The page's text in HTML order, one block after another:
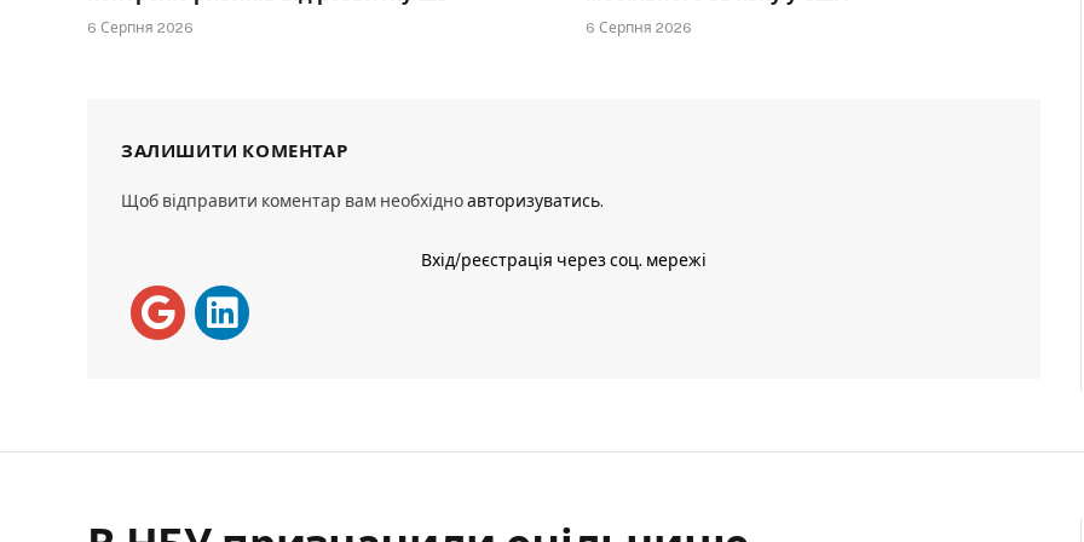
6 Серпня 2026 6 Серпня 2026
ЗАЛИШИТИ КОМЕНТАР
Щоб відправити коментар вам необхідноавторизуватись.
Вхід/реєстрація через соц. мережі